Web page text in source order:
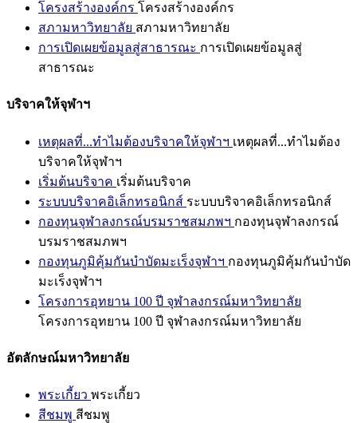
โครงสร้างองค์กร โครงสร้างองค์กร
สภามหาวิทยาลัย สภามหาวิทยาลัย
การเปิดเผยข้อมูลสู่สาธารณะ การเปิดเผยข้อมูลสู่
สาธารณะ
บริจาคให้จุฬาฯ
เหตุผลที่...ทำไมต้องบริจาคให้จุฬาฯ เหตุผลที่...ทำไมต้อง
บริจาคให้จุฬาฯ
เริ่มต้นบริจาค เริ่มต้นบริจาค
ระบบบริจาคอิเล็กทรอนิกส์ ระบบบริจาคอิเล็กทรอนิกส์
กองทุนจุฬาลงกรณ์บรมราชสมภพฯ กองทุนจุฬาลงกรณ์
บรมราชสมภพฯ
กองทุนภูมิคุ้มกันบำบัดมะเร็งจุฬาฯ กองทุนภูมิคุ้มกันบำบัด
มะเร็งจุฬาฯ
โครงการอุทยาน 100 ปี จุฬาลงกรณ์มหาวิทยาลัย
โครงการอุทยาน 100 ปี จุฬาลงกรณ์มหาวิทยาลัย
อัตลักษณ์มหาวิทยาลัย
พระเกี้ยว พระเกี้ยว
สีชมพู สีชมพู